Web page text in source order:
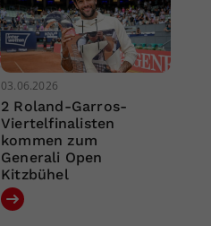
03.06.2026
2 Roland-Garros-
Viertelfinalisten
kommen zum
Generali Open
Kitzbühel